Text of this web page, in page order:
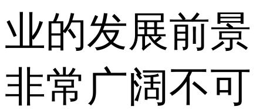
业的发展前景
非常广阔不可